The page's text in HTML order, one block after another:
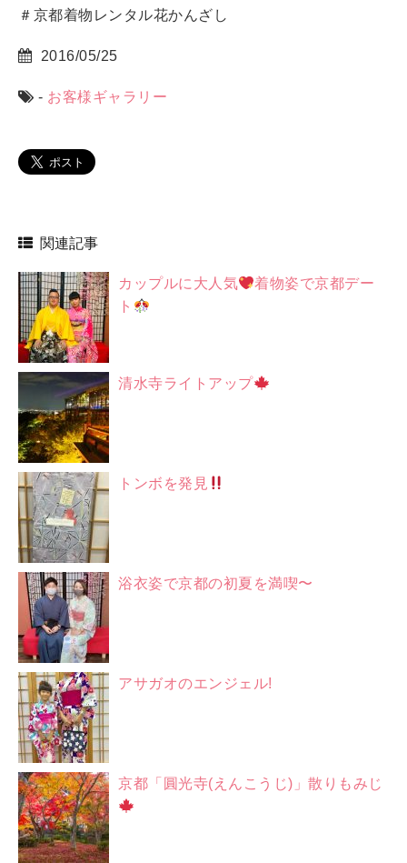
＃京都着物レンタル花かんざし
2016/05/25
- お客様ギャラリー
関連記事
カップルに大人気
着物姿で京都デー
ト
清水寺ライトアップ
トンボを発見
浴衣姿で京都の初夏を満喫〜
アサガオのエンジェル!
京都「圓光寺(えんこうじ)」散りもみじ